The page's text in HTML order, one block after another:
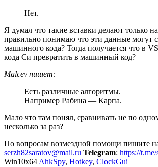
Нет.
Я думал что такие вставки делают только
правильно понимаю что эти данные могут
машинного кода? Тогда получается что в
кода Си превратить в машинный код?
Malcev пишет:
Есть различные алгоритмы.
Например Рабина — Карпа.
Мало что там понял, сравнивать не по
несколько за раз?
По вопросам возмездной помощи пишите
serzh82saratov@mail.ru Telegram: https://
Win10x64 AhkSpy, Hotkey, ClockGui